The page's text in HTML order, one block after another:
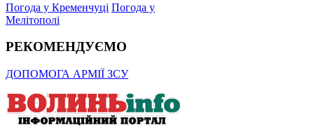
Погода у Кременчуці Погода у
Мелітополі
РЕКОМЕНДУЄМО
ДОПОМОГА АРМІЇ ЗСУ